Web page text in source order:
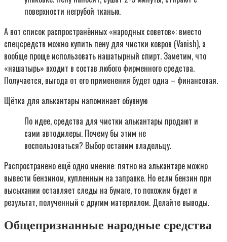
поверхности негрубой тканью.
А вот список распространённых «народных советов»: вместо
спецсредств можно купить пену для чистки ковров (Vanish), а
вообще проще использовать нашатырный спирт. Заметим, что
«нашатырь» входит в состав любого фирменного средства.
Получается, выгода от его применения будет одна – финансовая.
Щётка для алькантары напоминает обувную
По идее, средства для чистки алькантары продают и
сами автодилеры. Почему бы этим не
воспользоваться? Выбор оставим владельцу.
Распространено ещё одно мнение: пятно на алькантаре можно
вывести бензином, купленным на заправке. Но если бензин при
высыхании оставляет следы на бумаге, то похожим будет и
результат, полученный с другим материалом. Делайте выводы.
Общепризнанные народные средства